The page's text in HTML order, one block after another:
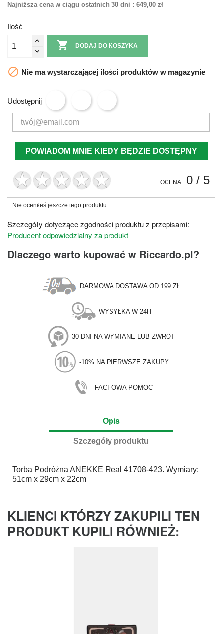
Najniższa cena w ciągu ostatnich 30 dni : 649,00 zł
Ilość
 DODAJ DO KOSZYKA
 Nie ma wystarczającej ilości produktów w magazynie
Udostępnij
POWIADOM MNIE KIEDY BĘDZIE DOSTĘPNY
OCENA: 0 / 5
Nie oceniłeś jeszcze tego produktu.
Szczegóły dotyczące zgodności produktu z przepisami:
Producent odpowiedzialny za produkt
Dlaczego warto kupować w Riccardo.pl?
DARMOWA DOSTAWA OD 199 ZŁ
WYSYŁKA W 24H
30 DNI NA WYMIANĘ LUB ZWROT
-10% NA PIERWSZE ZAKUPY
FACHOWA POMOC
Opis
Szczegóły produktu
Torba Podróżna ANEKKE Real 41708-423. Wymiary:
51cm x 29cm x 22cm
KLIENCI KTÓRZY ZAKUPILI TEN
PRODUKT KUPILI RÓWNIEŻ: